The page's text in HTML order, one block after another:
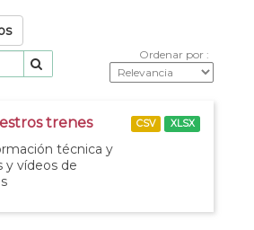
Ordenar por
trenes
técnica y
y vídeos de
CSV XLSX